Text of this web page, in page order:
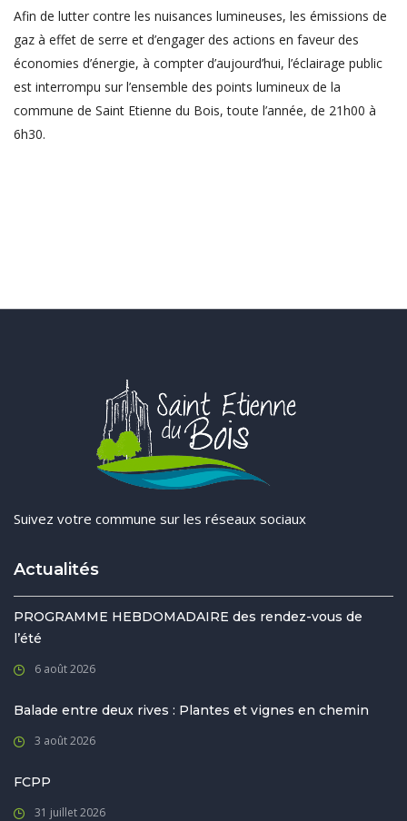
Afin de lutter contre les nuisances lumineuses, les émissions de
gaz à effet de serre et d’engager des actions en faveur des
économies d’énergie, à compter d’aujourd’hui, l’éclairage public
est interrompu sur l’ensemble des points lumineux de la
commune de Saint Etienne du Bois, toute l’année, de 21h00 à
6h30.
Suivez votre commune sur les réseaux sociaux
Actualités
PROGRAMME HEBDOMADAIRE des rendez-vous de
l’été
6 août 2026
Balade entre deux rives : Plantes et vignes en chemin
3 août 2026
FCPP
31 juillet 2026